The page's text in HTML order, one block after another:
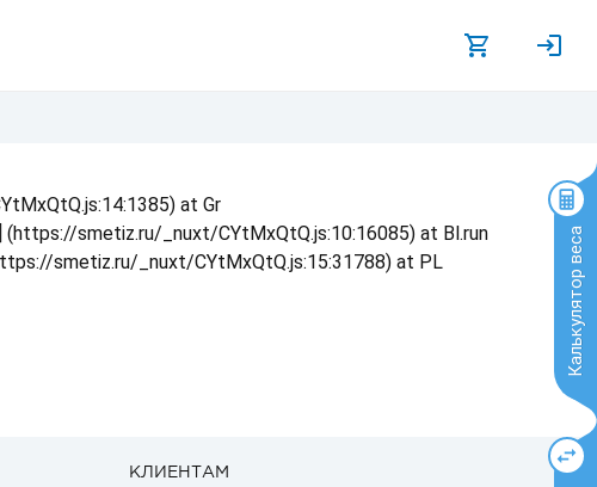
Калькулятор веса
at Gr
smetiz.ru/_nuxt/CYtMxQtQ.js:10:16085) at Bl.run
smetiz.ru/_nuxt/CYtMxQtQ.js:15:31788) at PL
КЛИЕНТАМ